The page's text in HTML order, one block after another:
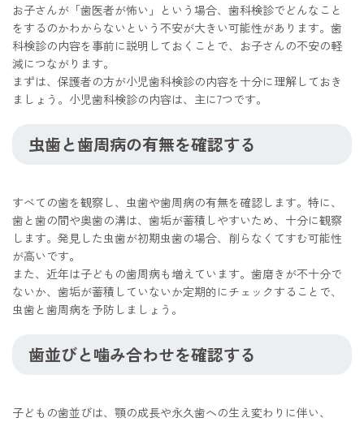
お子さんが「歯医者が怖い」という場合、歯科検診でどんなこと
をするのかわからないという不安が大きい可能性があります。歯
科検診の内容を事前に説明しておくことで、お子さんの不安の軽
減につながります。
まずは、保護者の方が小児歯科検診の内容を十分に理解しておき
ましょう。小児歯科検診の内容は、主に7つです。
虫歯と歯周病の有無を確認する
すべての歯を観察し、虫歯や歯周病の有無を確認します。特に、
歯と歯の間や奥歯の溝は、歯垢が蓄積しやすいため、十分に観察
します。発見した虫歯が初期虫歯の場合、削らなくてすむ可能性
が高いです。
また、近年は子どもの歯周病も増えています。歯磨きが不十分で
ないか、歯垢が蓄積していないか定期的にチェックすることで、
虫歯と歯周病を予防しましょう。
歯並びと噛み合わせを確認する
子どもの歯並びは、顎の成長や永久歯への生え変わりに伴い、